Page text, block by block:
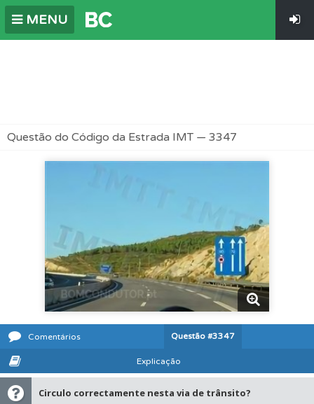
MENU
Questão do Código da Estrada IMT — 3347
Comentários Questão #3347
Explicação
Circulo correctamente nesta via de trânsito?